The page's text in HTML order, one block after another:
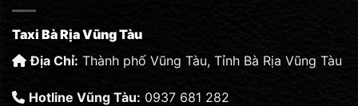
Taxi Bà Rịa Vũng Tàu
Địa Chỉ: Thành phố Vũng Tàu, Tỉnh Bà Rịa Vũng Tàu
Hotline Vũng Tàu: 0937 681 282